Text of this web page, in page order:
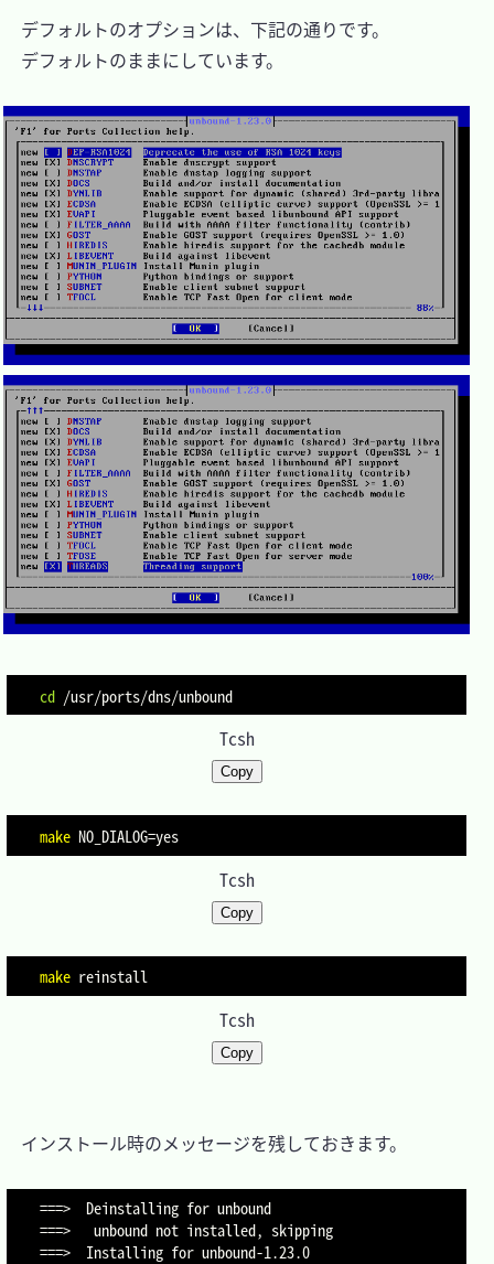
デフォルトのオプションは、下記の通りです。
デフォルトのままにしています。
cd
Tcsh
Copy
make NO_DIALOG=
Tcsh
Copy
make
Tcsh
Copy
インストール時のメッセージを残しておきます。
===>  Deinstalling for unbound
===>   unbound not installed, skipping
===>  Installing for unbound-1.23.0